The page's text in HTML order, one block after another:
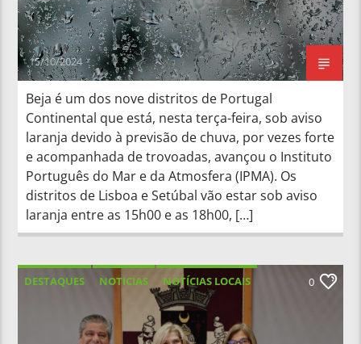
15/10/2024
Beja é um dos nove distritos de Portugal
Continental que está, nesta terça-feira, sob aviso
laranja devido à previsão de chuva, por vezes forte
e acompanhada de trovoadas, avançou o Instituto
Português do Mar e da Atmosfera (IPMA). Os
distritos de Lisboa e Setúbal vão estar sob aviso
laranja entre as 15h00 e as 18h00, […]
DESTAQUES NOTICIAS
NOTÍCIAS LOCAIS
0